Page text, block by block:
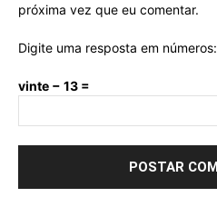
próxima vez que eu comentar.
Digite uma resposta em números:
vinte − 13 =